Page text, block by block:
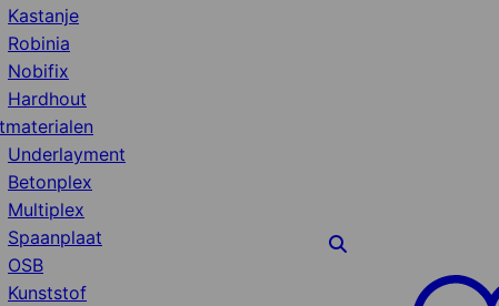
Kastanje
Robinia
Nobifix
Hardhout
Underlayment
Betonplex
Multiplex
Spaanplaat
OSB
Kunststof